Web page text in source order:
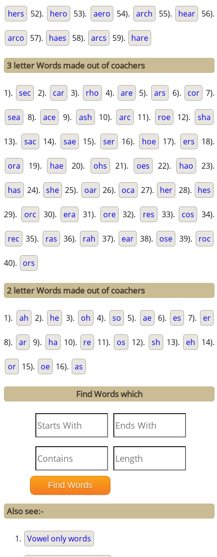
hers 52). hero 53). aero 54). arch 55). hear 56).
arco 57). haes 58). arcs 59). hare
3 letter Words made out of coachers
1). sec 2). car 3). rho 4). are 5). ars 6). cor 7).
sea 8). ace 9). ash 10). arc 11). roe 12). sha
13). sac 14). sae 15). ser 16). hoe 17). ers 18).
ora 19). hae 20). ohs 21). oes 22). hao 23).
has 24). she 25). oar 26). oca 27). her 28). hes
29). orc 30). era 31). ore 32). res 33). cos 34).
rec 35). ras 36). rah 37). ear 38). ose 39). roc
40). ors
2 letter Words made out of coachers
1). ah 2). he 3). oh 4). so 5). ae 6). es 7). er
8). ar 9). ha 10). re 11). os 12). sh 13). eh 14).
or 15). oe 16). as
Find Words which
Also see:-
Vowel only words